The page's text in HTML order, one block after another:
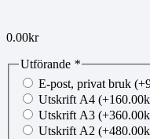
0.00kr
Utförande *
E-post, privat bruk (+
Utskrift A4 (+160.00
Utskrift A3 (+360.00
Utskrift A2 (+480.00